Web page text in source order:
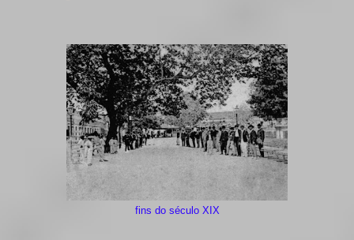
fins do século XIX